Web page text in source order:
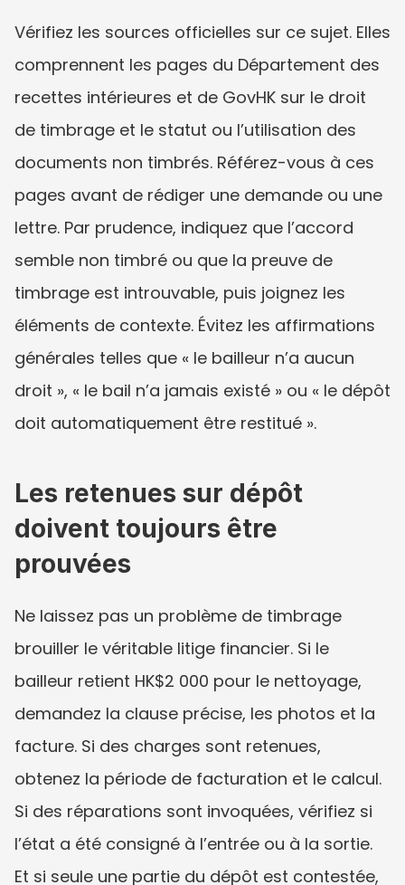
Vérifiez les sources officielles sur ce sujet. Elles
comprennent les pages du Département des
recettes intérieures et de GovHK sur le droit
de timbrage et le statut ou l’utilisation des
documents non timbrés. Référez-vous à ces
pages avant de rédiger une demande ou une
lettre. Par prudence, indiquez que l’accord
semble non timbré ou que la preuve de
timbrage est introuvable, puis joignez les
éléments de contexte. Évitez les affirmations
générales telles que « le bailleur n’a aucun
droit », « le bail n’a jamais existé » ou « le dépôt
doit automatiquement être restitué ».
Les retenues sur dépôt
doivent toujours être
prouvées
Ne laissez pas un problème de timbrage
brouiller le véritable litige financier. Si le
bailleur retient HK$2 000 pour le nettoyage,
demandez la clause précise, les photos et la
facture. Si des charges sont retenues,
obtenez la période de facturation et le calcul.
Si des réparations sont invoquées, vérifiez si
l’état a été consigné à l’entrée ou à la sortie.
Et si seule une partie du dépôt est contestée,